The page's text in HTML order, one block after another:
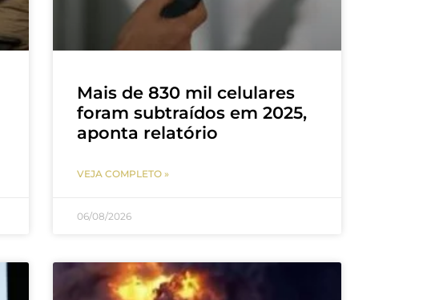
Mais de 830 mil celulares
foram subtraídos em 2025,
aponta relatório
VEJA COMPLETO »
06/08/2026